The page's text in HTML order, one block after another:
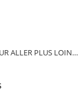
ALLER PLUS LOIN…